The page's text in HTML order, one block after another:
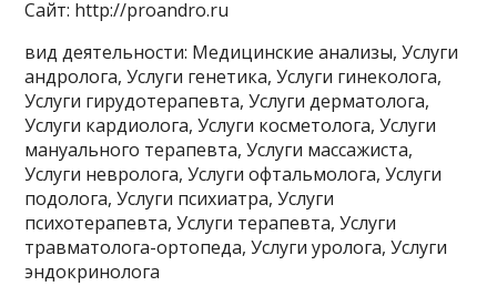
Сайт: http://proandro.ru
вид деятельности: Медицинские анализы, Услуги
андролога, Услуги генетика, Услуги гинеколога,
Услуги гирудотерапевта, Услуги дерматолога,
Услуги кардиолога, Услуги косметолога, Услуги
мануального терапевта, Услуги массажиста,
Услуги невролога, Услуги офтальмолога, Услуги
подолога, Услуги психиатра, Услуги
психотерапевта, Услуги терапевта, Услуги
травматолога-ортопеда, Услуги уролога, Услуги
эндокринолога